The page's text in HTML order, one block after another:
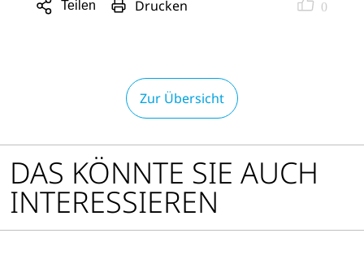
Teilen
Sharing
Drucken 0
Zur Übersicht
DAS KÖNNTE SIE AUCH
INTERESSIEREN